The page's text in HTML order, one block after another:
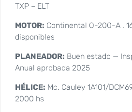
TXP – ELT
MOTOR: Continental O-200-A .
disponibles
PLANEADOR: Buen estado —
Anual aprobada 2025
HÉLICE: Mc. Cauley 1A101/
2000 hs